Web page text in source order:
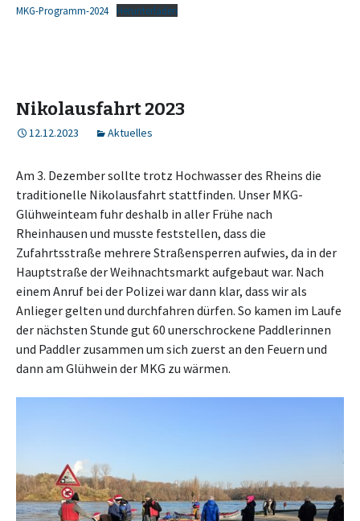
MKG-Programm-2024 Herunterladen
Nikolausfahrt 2023
12.12.2023 Aktuelles
Am 3. Dezember sollte trotz Hochwasser des Rheins die
traditionelle Nikolausfahrt stattfinden. Unser MKG-
Glühweinteam fuhr deshalb in aller Frühe nach
Rheinhausen und musste feststellen, dass die
Zufahrtsstraße mehrere Straßensperren aufwies, da in der
Hauptstraße der Weihnachtsmarkt aufgebaut war. Nach
einem Anruf bei der Polizei war dann klar, dass wir als
Anlieger gelten und durchfahren dürfen. So kamen im Laufe
der nächsten Stunde gut 60 unerschrockene Paddlerinnen
und Paddler zusammen um sich zuerst an den Feuern und
dann am Glühwein der MKG zu wärmen.